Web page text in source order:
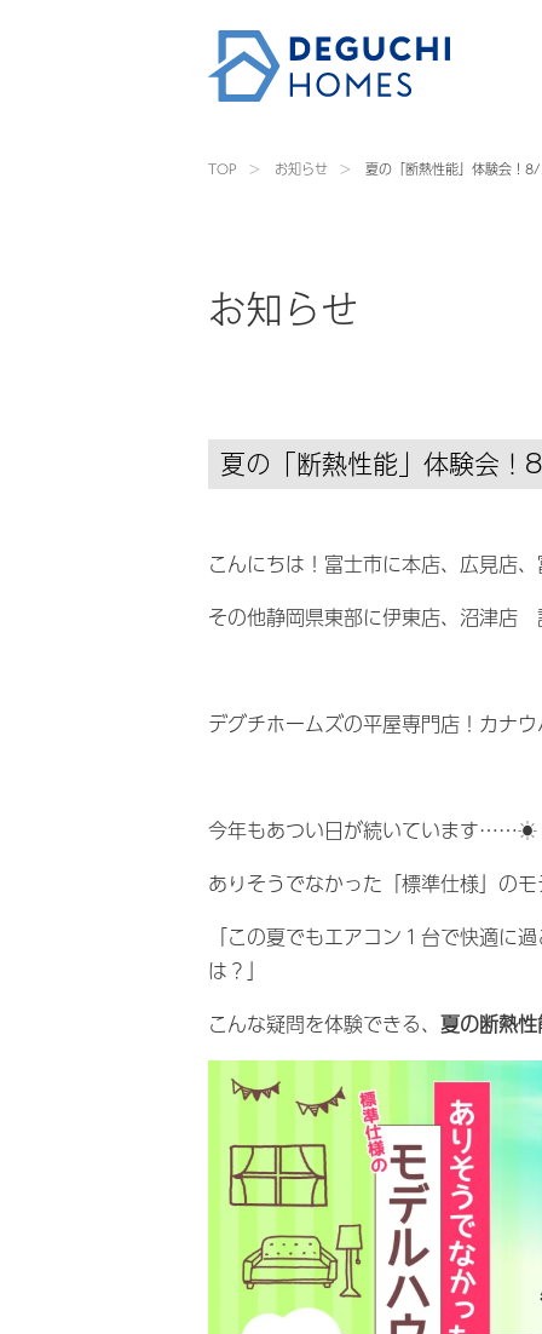
TOP > お知らせ > 夏の「断熱性能」体験会！
お知らせ
夏の「断熱性能」体験会
こんにちは！富士市に本店、広見店
その他静岡県東部に伊東店、沼津店
デグチホームズの平屋専門店！カナ
今年もあつい日が続いています……☀
ありそうでなかった「標準仕様」の
「この夏でもエアコン１台で快適に
は？」
こんな疑問を体験できる、 夏の断熱